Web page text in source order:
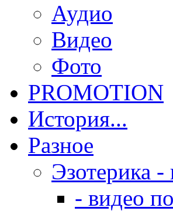
Аудио
Видео
Фото
PROMOTION
История...
Разное
Эзотерика -
- видео